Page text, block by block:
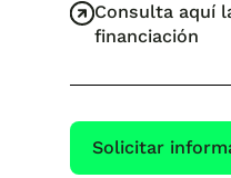
Consulta aquí
financiación
Solicitar